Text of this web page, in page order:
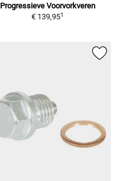
Progressieve Voorvorkveren
€ 139,951